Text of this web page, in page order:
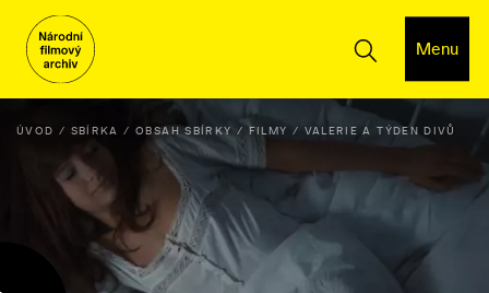
Menu
ÚVOD SBÍRKA OBSAH SBÍRKY FILMY VALERIE A TÝDEN DIVŮ